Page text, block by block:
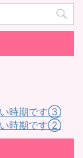
い時期です③
い時期です②